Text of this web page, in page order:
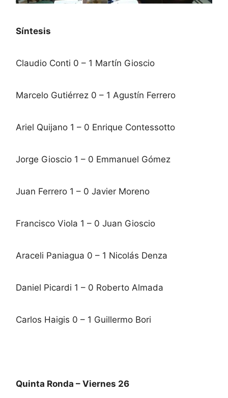
Síntesis
Claudio Conti 0 – 1 Martín Gioscio
Marcelo Gutiérrez 0 – 1 Agustín Ferrero
Ariel Quijano 1 – 0 Enrique Contessotto
Jorge Gioscio 1 – 0 Emmanuel Gómez
Juan Ferrero 1 – 0 Javier Moreno
Francisco Viola 1 – 0 Juan Gioscio
Araceli Paniagua 0 – 1 Nicolás Denza
Daniel Picardi 1 – 0 Roberto Almada
Carlos Haigis 0 – 1 Guillermo Bori
Quinta Ronda – Viernes 26